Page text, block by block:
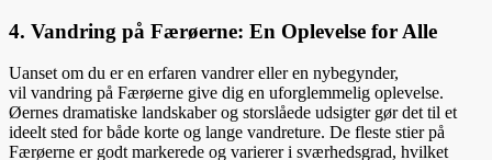
4. Vandring på Færøerne: En Oplevelse for Alle
Uanset om du er en erfaren vandrer eller en nybegynder,
vil vandring på Færøerne give dig en uforglemmelig oplevelse.
Øernes dramatiske landskaber og storslåede udsigter gør det til et
ideelt sted for både korte og lange vandreture. De fleste stier på
Færøerne er godt markerede og varierer i sværhedsgrad, hvilket